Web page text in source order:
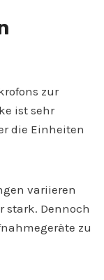
zur
ist sehr
die Einheiten
variieren
stark. Dennoch
zu